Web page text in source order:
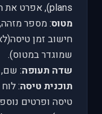
plans), אפרט את
מטוס: מספר
חישוב זמן
שמוגדר במטוס).
שדה תעופה: שם,
תוכנית טיסה:
טיסה ופרטים